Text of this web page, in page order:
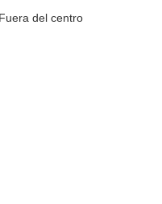
del centro